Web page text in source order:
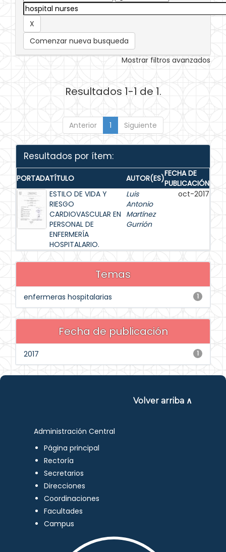
Comenzar nueva busqueda
Mostrar filtros avanzados
Resultados 1-1 de 1.
Anterior 1 Siguiente
Resultados por ítem:
PORTADATÍTULO AUTOR(ES)FECHA DE
PUBLICACIÓN
ESTILO DE VIDA Y
RIESGO
CARDIOVASCULAR EN
PERSONAL DE
ENFERMERÍA
HOSPITALARIO.
Luis
Antonio
Martínez
Gurrión
oct-2017
Temas
1
enfermeras hospitalarias
Fecha de publicación
1
2017
Volver arriba ∧
Administración Central
Página principal
Rectoría
Secretarios
Direcciones
Coordinaciones
Facultades
Campus